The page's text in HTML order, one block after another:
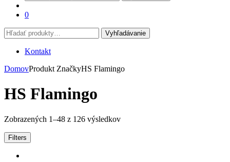
0
Hľadať:
Vyhľadávanie
Kontakt
DomovProdukt ZnačkyHS Flamingo
HS Flamingo
Zobrazených 1–48 z 126 výsledkov
Filters